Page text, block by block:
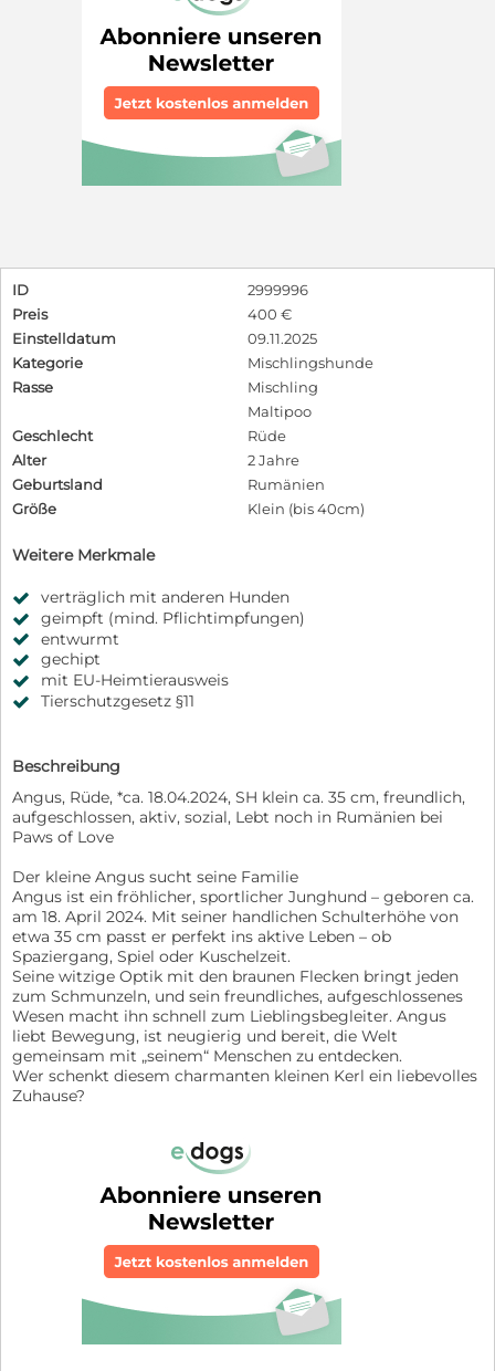
ID
2999996
Preis
400 €
Einstelldatum
09.11.2025
Kategorie
Mischlingshunde
Rasse
Mischling
Maltipoo
Geschlecht
Rüde
Alter
2 Jahre
Geburtsland
Rumänien
Größe
Klein (bis 40cm)
Weitere Merkmale
verträglich mit anderen Hunden
geimpft (mind. Pflichtimpfungen)
entwurmt
gechipt
mit EU-Heimtierausweis
Tierschutzgesetz §11
Beschreibung
Angus, Rüde, *ca. 18.04.2024, SH klein ca. 35 cm, freundlich,
aufgeschlossen, aktiv, sozial, Lebt noch in Rumänien bei
Paws of Love
Der kleine Angus sucht seine Familie
Angus ist ein fröhlicher, sportlicher Junghund – geboren ca.
am 18. April 2024. Mit seiner handlichen Schulterhöhe von
etwa 35 cm passt er perfekt ins aktive Leben – ob
Spaziergang, Spiel oder Kuschelzeit.
Seine witzige Optik mit den braunen Flecken bringt jeden
zum Schmunzeln, und sein freundliches, aufgeschlossenes
Wesen macht ihn schnell zum Lieblingsbegleiter. Angus
liebt Bewegung, ist neugierig und bereit, die Welt
gemeinsam mit „seinem“ Menschen zu entdecken.
Wer schenkt diesem charmanten kleinen Kerl ein liebevolles
Zuhause?